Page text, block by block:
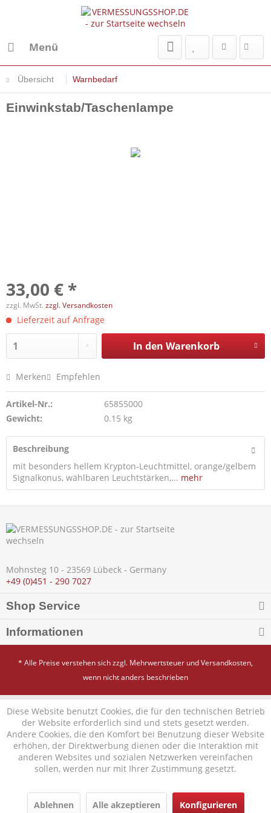
Menü
Übersicht Warnbedarf
Einwinkstab/Taschenlampe
33,00 € *
zzgl. MwSt. zzgl. Versandkosten
Lieferzeit auf Anfrage
In den Warenkorb
Merken Empfehlen
Artikel-Nr.:
65855000
Gewicht:
0.15 kg
Beschreibung
mit besonders hellem Krypton-Leuchtmittel, orange/gelbem
Signalkonus, wählbaren Leuchtstärken,... mehr
Mohnsteg 10 - 23569 Lübeck - Germany
+49 (0)451 - 290 7027
Shop Service
Informationen
* Alle Preise verstehen sich zzgl. Mehrwertsteuer undVersandkosten,
wenn nicht anders beschrieben
Diese Website benutzt Cookies, die für den technischen Betrieb
der Website erforderlich sind und stets gesetzt werden.
Andere Cookies, die den Komfort bei Benutzung dieser Website
erhöhen, der Direktwerbung dienen oder die Interaktion mit
anderen Websites und sozialen Netzwerken vereinfachen
sollen, werden nur mit Ihrer Zustimmung gesetzt.
Ablehnen Alle akzeptieren Konfigurieren